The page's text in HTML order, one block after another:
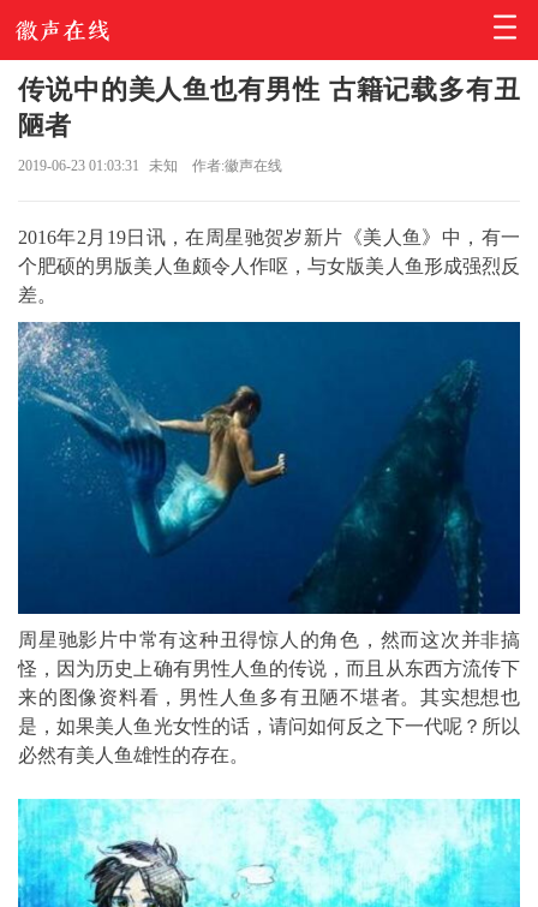
传说中的美人鱼也有男性 古籍记载多有丑
陋者
2019-06-23 01:03:31 未知 作者:徽声在线
2016年2月19日讯，在周星驰贺岁新片《美人鱼》中，有一
个肥硕的男版美人鱼颇令人作呕，与女版美人鱼形成强烈反
差。
周星驰影片中常有这种丑得惊人的角色，然而这次并非搞
怪，因为历史上确有男性人鱼的传说，而且从东西方流传下
来的图像资料看，男性人鱼多有丑陋不堪者。其实想想也
是，如果美人鱼光女性的话，请问如何反之下一代呢？所以
必然有美人鱼雄性的存在。